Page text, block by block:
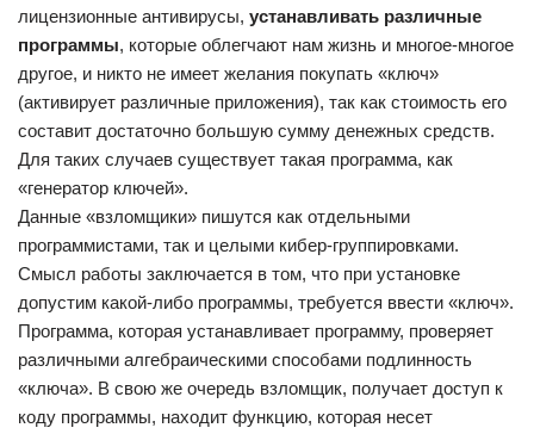
лицензионные антивирусы, устанавливать различные
программы, которые облегчают нам жизнь и многое-многое
другое, и никто не имеет желания покупать «ключ»
(активирует различные приложения), так как стоимость его
составит достаточно большую сумму денежных средств.
Для таких случаев существует такая программа, как
«генератор ключей».
Данные «взломщики» пишутся как отдельными
программистами, так и целыми кибер-группировками.
Смысл работы заключается в том, что при установке
допустим какой-либо программы, требуется ввести «ключ».
Программа, которая устанавливает программу, проверяет
различными алгебраическими способами подлинность
«ключа». В свою же очередь взломщик, получает доступ к
коду программы, находит функцию, которая несет